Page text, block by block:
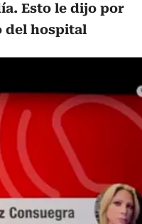
Esto le dijo por
del hospital